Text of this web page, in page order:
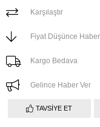
Karşılaştır
Fiyat Düşünce
Kargo Bedava
Gelince Haber Ver
TAVSIYE ET